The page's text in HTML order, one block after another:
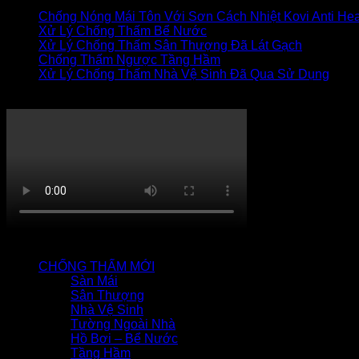
Chống Nóng Mái Tôn Với Sơn Cách Nhiệt Kovi Anti
Xử Lý Chống Thấm Bể Nước
Xử Lý Chống Thấm Sân Thượng Đã Lát Gạch
Chống Thấm Ngược Tầng Hầm
Xử Lý Chống Thấm Nhà Vệ Sinh Đã Qua Sử Dụng
CHỐNG THẤM MỚI
Sàn Mái
Sân Thượng
Nhà Vệ Sinh
Tường Ngoài Nhà
Hồ Bơi – Bể Nước
Tầng Hầm